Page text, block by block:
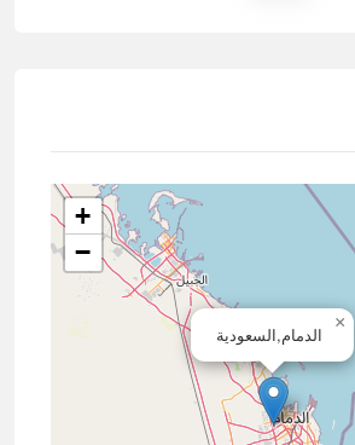
الدمام,السعودية
×
+
−